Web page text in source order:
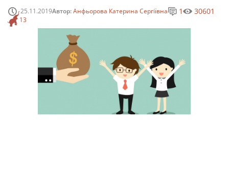
25.11.2019Автор:Анфьорова Катерина Сергіївна
13
1 30601